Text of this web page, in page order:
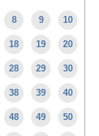
8 9 10
18 19 20
28 29 30
38 39 40
48 49 50